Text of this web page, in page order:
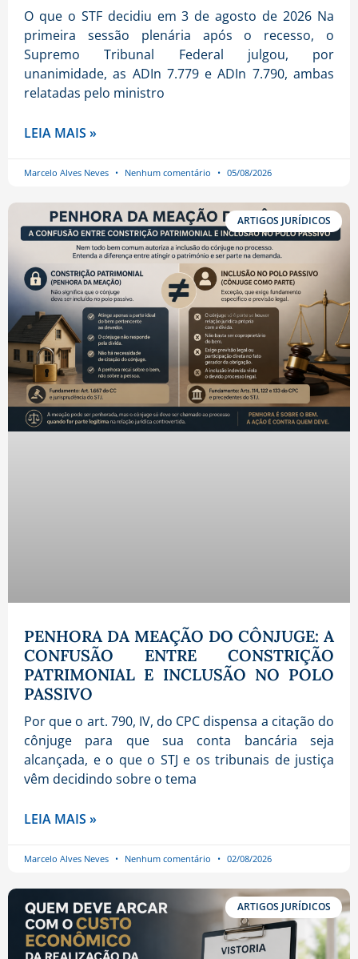
O que o STF decidiu em 3 de agosto de 2026 Na
primeira sessão plenária após o recesso, o
Supremo Tribunal Federal julgou, por
unanimidade, as ADIn 7.779 e ADIn 7.790, ambas
relatadas pelo ministro
LEIA MAIS »
Marcelo Alves Neves Nenhum comentário 05/08/2026
ARTIGOS JURÍDICOS
PENHORA DA MEAÇÃO DO CÔNJUGE: A
CONFUSÃO ENTRE CONSTRIÇÃO
PATRIMONIAL E INCLUSÃO NO POLO
PASSIVO
Por que o art. 790, IV, do CPC dispensa a citação do
cônjuge para que sua conta bancária seja
alcançada, e o que o STJ e os tribunais de justiça
vêm decidindo sobre o tema
LEIA MAIS »
Marcelo Alves Neves Nenhum comentário 02/08/2026
ARTIGOS JURÍDICOS